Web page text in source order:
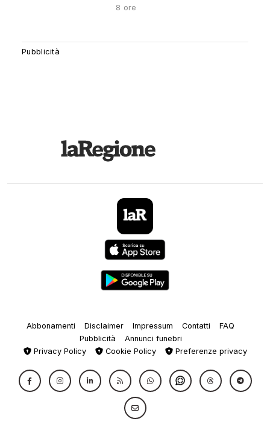
8 ore
Abbonamenti Disclaimer Impressum Contatti
FAQ
Pubblicità
Annunci funebri
Privacy Policy
Cookie Policy Preferenze privacy